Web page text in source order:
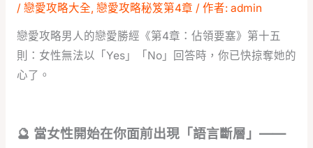
/ 戀愛攻略大全, 戀愛攻略秘笈第4章 / 作者: admin
戀愛攻略男人的戀愛勝經《第4章：佔領要塞》第十五
則：女性無法以「Yes」「No」回答時，你已快掠奪她的
心了。
🔮 當女性開始在你面前出現「語言斷層」——